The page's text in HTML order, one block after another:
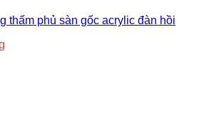
thấm phủ sàn gốc acrylic đàn hồi